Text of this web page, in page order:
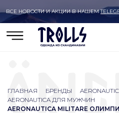
ВСЕ НОВОСТИ И АКЦИИ В НАШЕМ
ГЛАВНАЯ БРЕНДЫ
AERONAUTICA ДЛЯ МУЖЧИН
AERONAUTICA MILITARE